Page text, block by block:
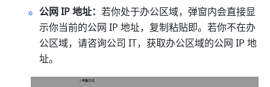
公网 IP 地址：若你处于办公区域，弹窗内会直接显
示你当前的公网 IP 地址，复制粘贴即。若你不在办
公区域，请咨询公司 IT，获取办公区域的公网 IP 地
址。